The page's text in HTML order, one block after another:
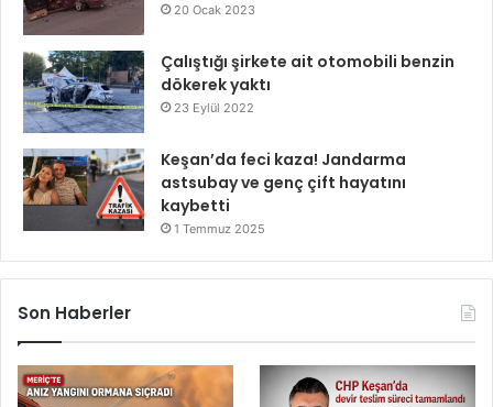
20 Ocak 2023
Çalıştığı şirkete ait otomobili benzin
dökerek yaktı
23 Eylül 2022
Keşan’da feci kaza! Jandarma
astsubay ve genç çift hayatını
kaybetti
1 Temmuz 2025
Son Haberler